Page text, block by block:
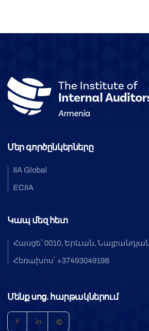
Մեր գործընկերները
IIA Global
ECIIA
Կապ մեզ հետ
Հասցե՝ 0010, Երևան,
Հեռախոս՝ +37493049198
Մենք սոց. հարթակներում